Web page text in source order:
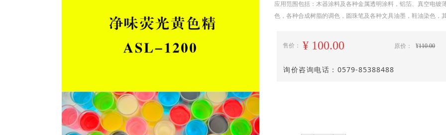
应用范围包括：木器涂料及各种金属透明涂料，铝箔、真空电
色，各种合成树脂的调色，圆珠笔及各种文具油墨，鞋油染色，
售价： ¥ 100.00 原价： ¥110.00
询价咨询电话： 0579-85388488